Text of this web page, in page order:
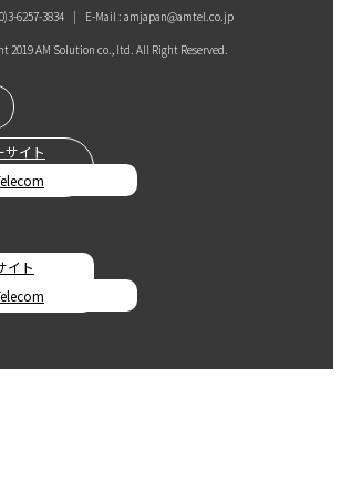
6257-3834 | E-Mail : amjapan@amtel.co.jp
2019 AM Solution co., ltd. All Right Reserved.
サイト
イト